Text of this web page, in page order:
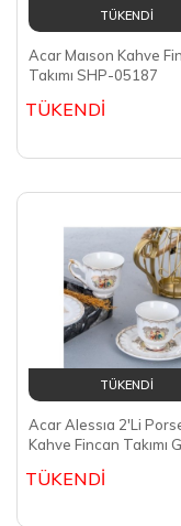
TÜKENDİ
Acar Maıson Kahve
Takımı SHP-05187
TÜKENDİ
TÜKENDİ
Acar Alessıa 2'Li
Kahve Fincan Takımı
TÜKENDİ